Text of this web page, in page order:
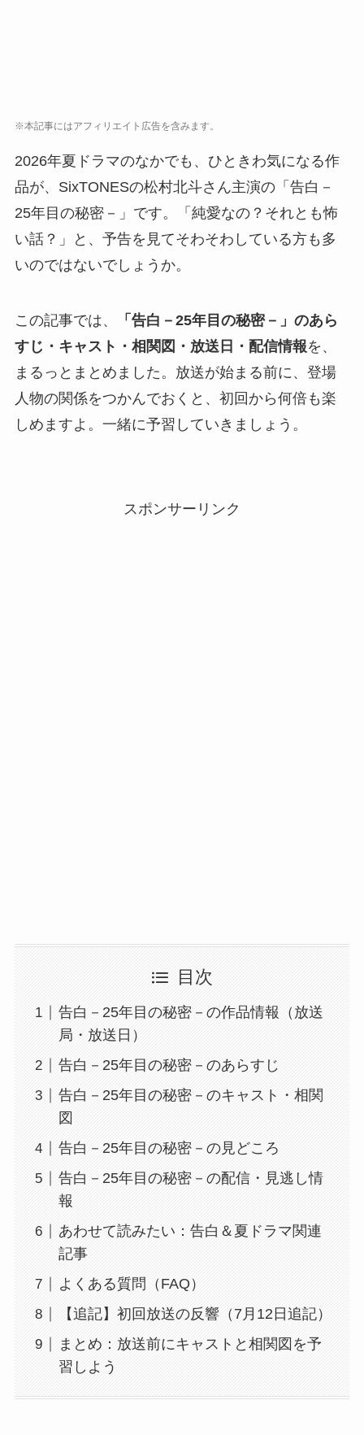
※本記事にはアフィリエイト広告を含みます。
2026年夏ドラマのなかでも、ひときわ気になる作
品が、SixTONESの松村北斗さん主演の「告白－
25年目の秘密－」です。「純愛なの？それとも怖
い話？」と、予告を見てそわそわしている方も多
いのではないでしょうか。
この記事では、
「告白－25年目の秘密－」のあら
すじ・キャスト・相関図・放送日・配信情報を、
まるっとまとめました。放送が始まる前に、登場
人物の関係をつかんでおくと、初回から何倍も楽
しめますよ。一緒に予習していきましょう。
スポンサーリンク
目次
告白－25年目の秘密－の作品情報（放送
局・放送日）
告白－25年目の秘密－のあらすじ
告白－25年目の秘密－のキャスト・相関
図
告白－25年目の秘密－の見どころ
告白－25年目の秘密－の配信・見逃し情
報
あわせて読みたい：告白＆夏ドラマ関連
記事
よくある質問（FAQ）
【追記】初回放送の反響（7月12日追記）
まとめ：放送前にキャストと相関図を予
習しよう